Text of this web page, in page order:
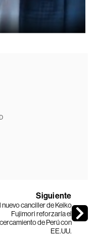
Siguiente
nuevo canciller de Keiko
Fujimori reforzaría el
de Perú con
EE.UU.